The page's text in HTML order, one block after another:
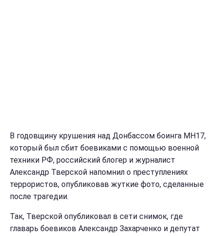
В годовщину крушения над Донбассом боинга MH17,
который был сбит боевиками с помощью военной
техники РФ, российский блогер и журналист
Александр Тверской напомнил о преступлениях
террористов, опубликовав жуткие фото, сделанные
после трагедии.
Так, Тверской опубликовал в сети снимок, где
главарь боевиков Александр Захарченко и депутат